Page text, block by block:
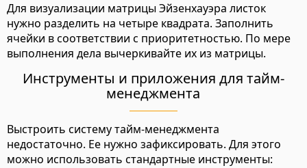
Для визуализации матрицы Эйзенхауэра листок
нужно разделить на четыре квадрата. Заполнить
ячейки в соответствии с приоритетностью. По мере
выполнения дела вычеркивайте их из матрицы.
Инструменты и приложения для тайм-
менеджмента
Выстроить систему тайм-менеджмента
недостаточно. Ее нужно зафиксировать. Для этого
можно использовать стандартные инструменты: